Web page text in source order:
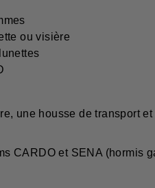
ou visière
une housse de transport
CARDO et SENA (hormis